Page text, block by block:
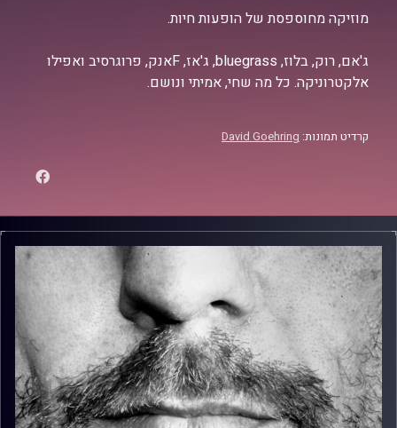
מוזיקה מחוספסת של הופעות חיות.
ג'אם, רוק, בלוז, bluegrass, ג'אז, Fאנק, פרוגרסיב ואפילו
אלקטרוניקה. כל מה שחי, אמיתי ונושם.
קרדיט תמונות: David Goehring